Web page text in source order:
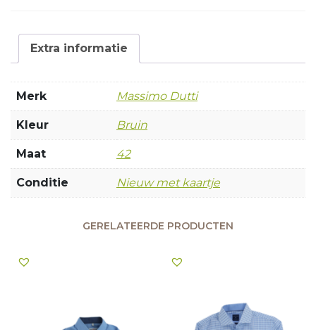
Extra informatie
Merk Massimo Dutti
Kleur Bruin
Maat 42
Conditie Nieuw met kaartje
GERELATEERDE PRODUCTEN